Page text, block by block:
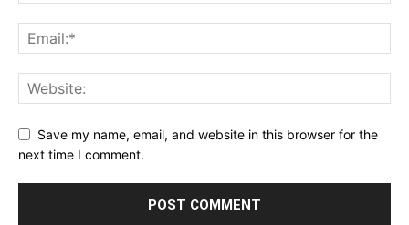
Save my name, email, and website in this browser for the
next time I comment.